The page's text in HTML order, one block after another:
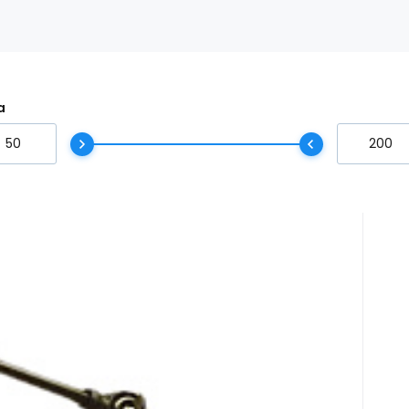
sagittis ultrices augue. Nulla